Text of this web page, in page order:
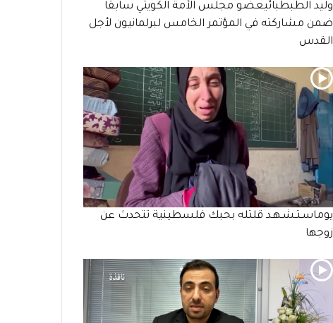
وليد الطبطبائيعضو مجلس الأمة الكويتي سابقا
ضمن مشاركته في المؤتمر الخامس لبرلمانيون لأجل
القدس
يوماسـتـشـهـد قلتله بحبك فلسطينية تتحدث عن
زوجها